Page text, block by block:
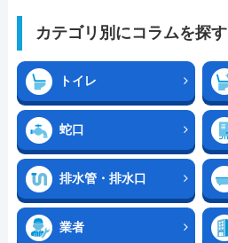
カテゴリ別にコラムを探す
トイレ
蛇口
排水管・排水口
業者